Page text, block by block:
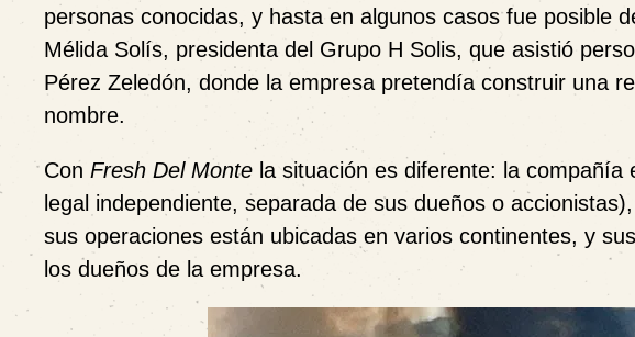
personas conocidas, y hasta en algunos casos fue posible
Mélida Solís, presidenta del Grupo H Solis, que asistió
Pérez Zeledón, donde la empresa pretendía construir una
nombre.
Con Fresh Del Monte la situación es diferente: la
legal independiente, separada de sus dueños o
sus operaciones están ubicadas en varios continentes, y
los dueños de la empresa.